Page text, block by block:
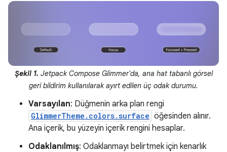
Şekil 1. Jetpack Compose Glimmer'da, ana hat tabanlı görsel
geri bildirim kullanılarak ayırt edilen üç odak durumu.
Varsayılan: Düğmenin arka plan rengi
GlimmerTheme.colors.surface öğesinden alınır.
Ana içerik, bu yüzeyin içerik rengini hesaplar.
Odaklanılmış: Odaklanmayı belirtmek için kenarlık